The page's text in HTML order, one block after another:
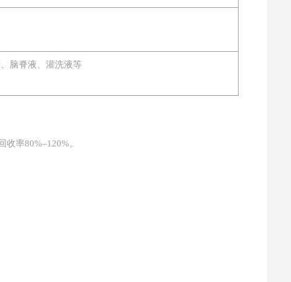
脑脊液、灌洗液等
率80%–120%。